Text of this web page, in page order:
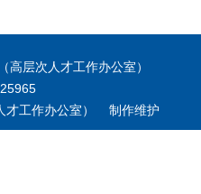
层次人才工作办公室）
才工作办公室） 制作维护